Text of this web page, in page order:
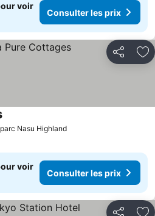
voir
Consulter les prix
Partager
Nasu HighlandConsulter les prix
Consulter les prix
voir
Consulter les prix